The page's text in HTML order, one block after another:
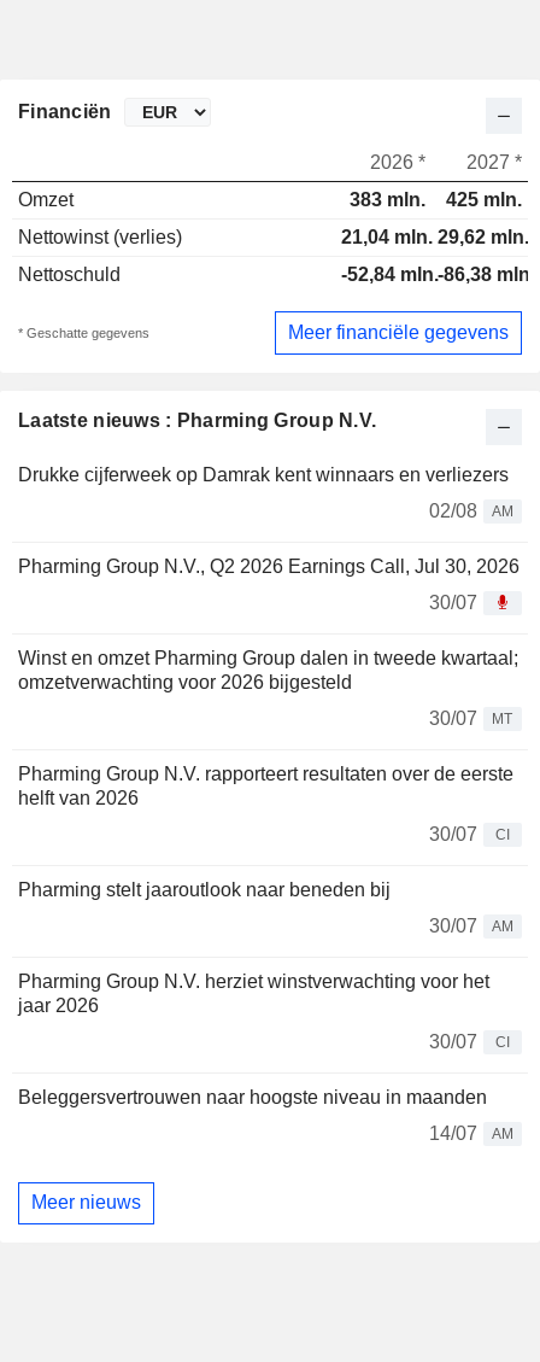
Laatste nieuws : Pharming Group N.V.
Drukke cijferweek op Damrak kent winnaars en verliezers
02/08
AM
Pharming Group N.V., Q2 2026 Earnings Call, Jul 30, 2026
30/07
Winst en omzet Pharming Group dalen in tweede kwartaal;
omzetverwachting voor 2026 bijgesteld
30/07
MT
Pharming Group N.V. rapporteert resultaten over de eerste
helft van 2026
30/07
CI
Pharming stelt jaaroutlook naar beneden bij
30/07
AM
Pharming Group N.V. herziet winstverwachting voor het
jaar 2026
30/07
CI
Beleggersvertrouwen naar hoogste niveau in maanden
14/07
AM
Meer nieuws
Financiën
2026 *
2027 *
Omzet
383 mln.
425 mln.
Nettowinst (verlies)
21,04 mln. 29,62 mln.
Nettoschuld
-52,84 mln.-86,38 mln.
* Geschatte gegevens Meer financiële gegevens